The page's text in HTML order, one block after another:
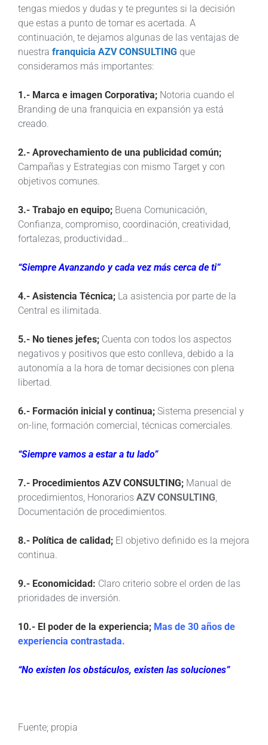
tengas miedos y dudas y te preguntes si la decisión
que estas a punto de tomar es acertada. A
continuación, te dejamos algunas de las ventajas de
nuestra franquicia AZV CONSULTING que
consideramos más importantes:
1.- Marca e imagen Corporativa; Notoria cuando el
Branding de una franquicia en expansión ya está
creado.
2.- Aprovechamiento de una publicidad común;
Campañas y Estrategias con mismo Target y con
objetivos comunes.
3.- Trabajo en equipo; Buena Comunicación,
Confianza, compromiso, coordinación, creatividad,
fortalezas, productividad…
“Siempre Avanzando y cada vez más cerca de ti”
4.- Asistencia Técnica; La asistencia por parte de la
Central es ilimitada.
5.- No tienes jefes; Cuenta con todos los aspectos
negativos y positivos que esto conlleva, debido a la
autonomía a la hora de tomar decisiones con plena
libertad.
6.- Formación inicial y continua; Sistema presencial y
on-line, formación comercial, técnicas comerciales.
“Siempre vamos a estar a tu lado”
7.- Procedimientos AZV CONSULTING; Manual de
procedimientos, Honorarios AZV CONSULTING
Documentación de procedimientos.
8.- Política de calidad; El objetivo definido es la mejora
continua.
9.- Economicidad: Claro criterio sobre el orden de las
prioridades de inversión.
10.- El poder de la experiencia; Mas de 30 años de
experiencia contrastada.
“No existen los obstáculos, existen las soluciones”
Fuente; propia